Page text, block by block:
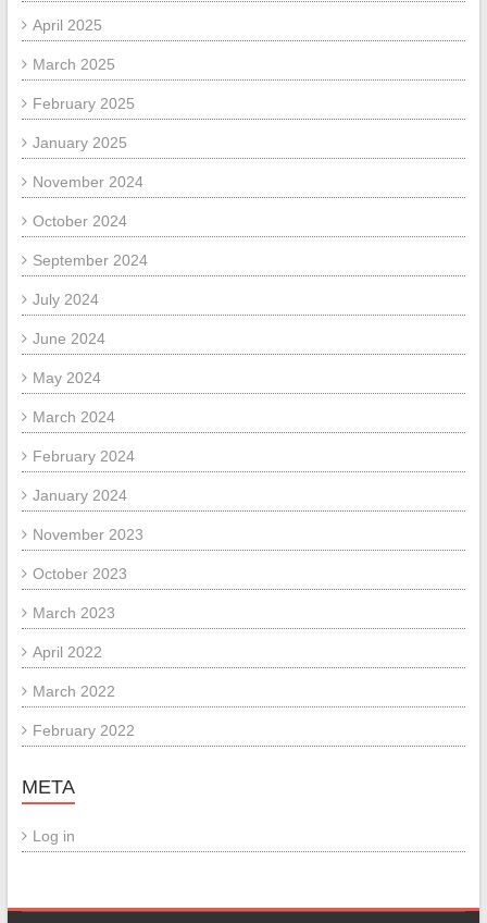
April 2025
March 2025
February 2025
January 2025
November 2024
October 2024
September 2024
July 2024
June 2024
May 2024
March 2024
February 2024
January 2024
November 2023
October 2023
March 2023
April 2022
March 2022
February 2022
META
Log in